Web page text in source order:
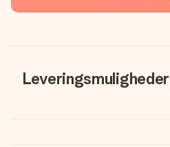
Leveringsmuligheder